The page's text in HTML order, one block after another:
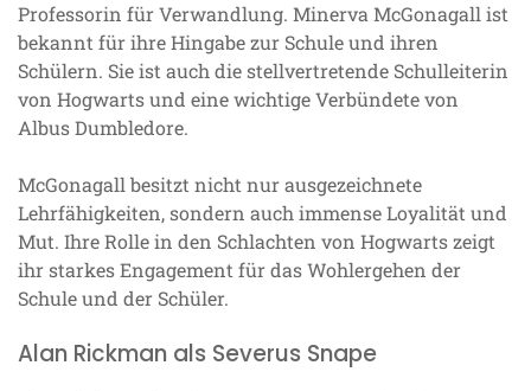
Professorin für Verwandlung. Minerva McGonagall ist
bekannt für ihre Hingabe zur Schule und ihren
Schülern. Sie ist auch die stellvertretende Schulleiterin
von Hogwarts und eine wichtige Verbündete von
Albus Dumbledore.
McGonagall besitzt nicht nur ausgezeichnete
Lehrfähigkeiten, sondern auch immense Loyalität und
Mut. Ihre Rolle in den Schlachten von Hogwarts zeigt
ihr starkes Engagement für das Wohlergehen der
Schule und der Schüler.
Alan Rickman als Severus Snape